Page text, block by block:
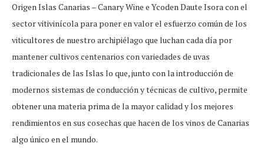
Origen Islas Canarias – Canary Wine e Ycoden Daute Isora con el
sector vitivinícola para poner en valor el esfuerzo común de los
viticultores de nuestro archipiélago que luchan cada día por
mantener cultivos centenarios con variedades de uvas
tradicionales de las Islas lo que, junto con la introducción de
modernos sistemas de conducción y técnicas de cultivo, permite
obtener una materia prima de la mayor calidad y los mejores
rendimientos en sus cosechas que hacen de los vinos de Canarias
algo único en el mundo.